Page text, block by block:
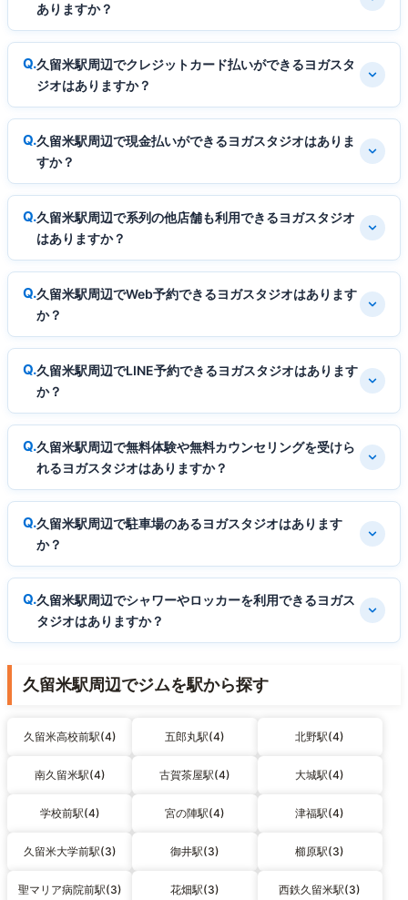
ありますか？
久留米駅周辺でクレジットカード払いができるヨガスタ
ジオはありますか？
久留米駅周辺で現金払いができるヨガスタジオはありま
すか？
久留米駅周辺で系列の他店舗も利用できるヨガスタジオ
はありますか？
久留米駅周辺でWeb予約できるヨガスタジオはあります
か？
久留米駅周辺でLINE予約できるヨガスタジオはあります
か？
久留米駅周辺で無料体験や無料カウンセリングを受けら
れるヨガスタジオはありますか？
久留米駅周辺で駐車場のあるヨガスタジオはあります
か？
久留米駅周辺でシャワーやロッカーを利用できるヨガス
タジオはありますか？
久留米駅周辺でジムを駅から探す
久留米高校前駅(4) 五郎丸駅(4) 北野駅(4)
南久留米駅(4) 古賀茶屋駅(4) 大城駅(4)
学校前駅(4) 宮の陣駅(4) 津福駅(4)
久留米大学前駅(3) 御井駅(3) 櫛原駅(3)
聖マリア病院前駅(3) 花畑駅(3) 西鉄久留米駅(3)